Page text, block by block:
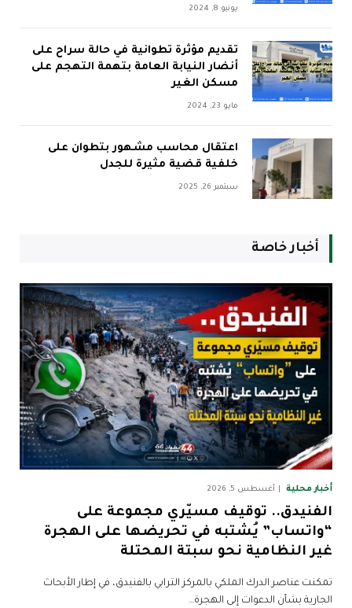
يونيو 8, 2024
تقديم مؤثرة تطوانية في حالة سراح على
أنضار النيابة العامة بتهمة التهجم على
مسكن الغير
مايو 23, 2024
اعتقال محاسب مشهور بتطوان على
خلفية قضية مثيرة للجدل
سبتمبر 26, 2025
أخبار خاصة
أخبار محلية أغسطس 5, 2026
الفنيدق.. توقيف مسيّري مجموعة على
“واتساب” يُشتبه في تحريضها على الهجرة
غير النظامية نحو سبتة المحتلة
تمكنت عناصر الدرك الملكي بالمركز الترابي بالفنيدق، في إطار الأبحاث
الجارية بشأن الدعوات إلى الهجرة…